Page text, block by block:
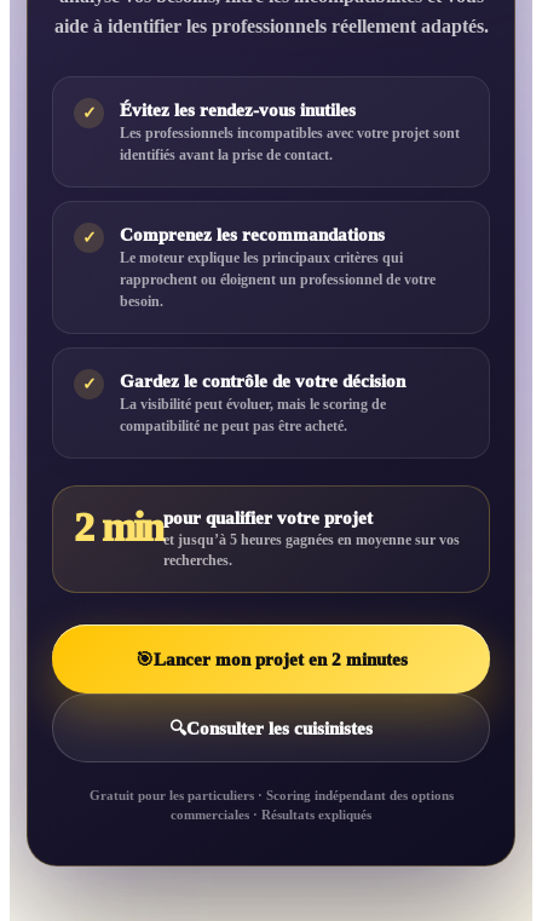
aide à identifier les professionnels réellement adaptés.
✓ Évitez les rendez-vous inutiles
Les professionnels incompatibles avec votre projet sont
identifiés avant la prise de contact.
✓ Comprenez les recommandations
Le moteur explique les principaux critères qui
rapprochent ou éloignent un professionnel de votre
besoin.
✓ Gardez le contrôle de votre décision
La visibilité peut évoluer, mais le scoring de
compatibilité ne peut pas être acheté.
2 minpour qualifier votre projet
et jusqu’à 5 heures gagnées en moyenne sur vos
recherches.
🎯Lancer mon projet en 2 minutes
🔍Consulter les cuisinistes
Gratuit pour les particuliers · Scoring indépendant des options
commerciales · Résultats expliqués